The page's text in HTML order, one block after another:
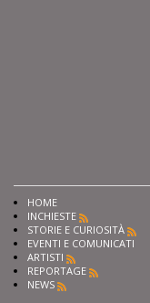
HOME
INCHIESTE
STORIE E CURIOSITÀ
EVENTI E COMUNICATI
ARTISTI
REPORTAGE
NEWS